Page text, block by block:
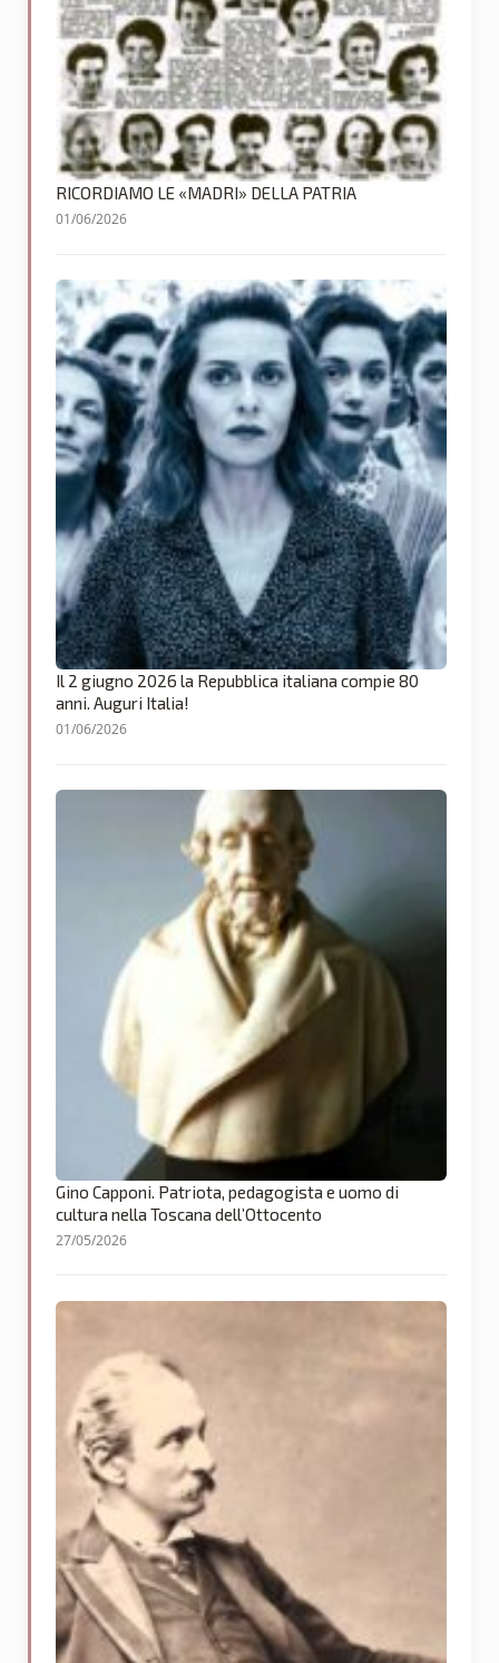
RICORDIAMO LE «MADRI» DELLA PATRIA
01/06/2026
Il 2 giugno 2026 la Repubblica italiana compie 80
anni. Auguri Italia!
01/06/2026
Gino Capponi. Patriota, pedagogista e uomo di
cultura nella Toscana dell’Ottocento
27/05/2026